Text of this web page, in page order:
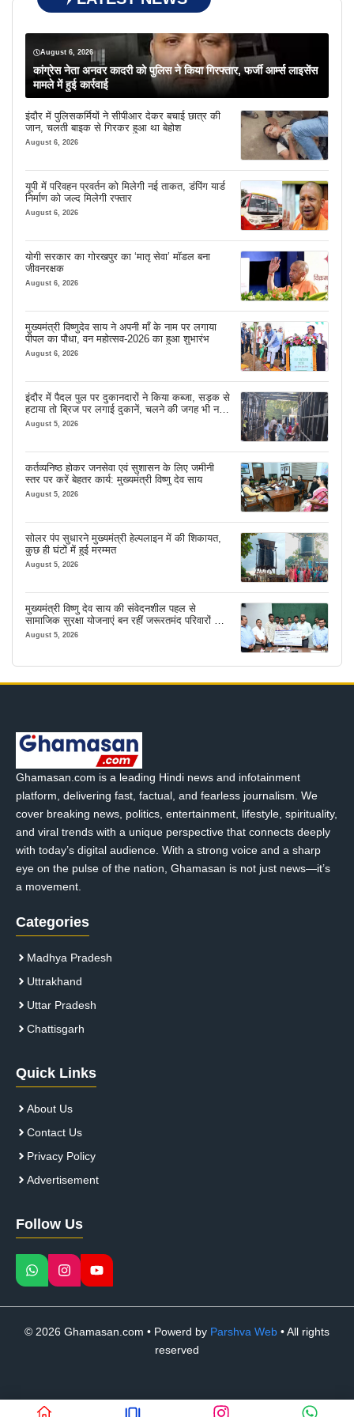
August 6, 2026
कांग्रेस नेता अनवर कादरी को पुलिस ने किया गिरफ्तार, फर्जी आर्म्स लाइसेंस
मामले में हुई कार्रवाई
इंदौर में पुलिसकर्मियों ने सीपीआर देकर बचाई छात्र की
जान, चलती बाइक से गिरकर हुआ था बेहोश
August 6, 2026
यूपी में परिवहन प्रवर्तन को मिलेगी नई ताकत, डंपिंग यार्ड
निर्माण को जल्द मिलेगी रफ्तार
August 6, 2026
योगी सरकार का गोरखपुर का ‘मातृ सेवा’ मॉडल बना
जीवनरक्षक
August 6, 2026
मुख्यमंत्री विष्णुदेव साय ने अपनी माँ के नाम पर लगाया
पीपल का पौधा, वन महोत्सव-2026 का हुआ शुभारंभ
August 6, 2026
इंदौर में पैदल पुल पर दुकानदारों ने किया कब्जा, सड़क से
हटाया तो ब्रिज पर लगाई दुकानें, चलने की जगह भी नहीं
मिल रही
August 5, 2026
कर्तव्यनिष्ठ होकर जनसेवा एवं सुशासन के लिए जमीनी
स्तर पर करें बेहतर कार्य: मुख्यमंत्री विष्णु देव साय
August 5, 2026
सोलर पंप सुधारने मुख्यमंत्री हेल्पलाइन में की शिकायत,
कुछ ही घंटों में हुई मरम्मत
August 5, 2026
मुख्यमंत्री विष्णु देव साय की संवेदनशील पहल से
सामाजिक सुरक्षा योजनाएं बन रहीं जरूरतमंद परिवारों का
मजबूत सहारा
August 5, 2026
Ghamasan.com is a leading Hindi news and infotainment
platform, delivering fast, factual, and fearless journalism. We
cover breaking news, politics, entertainment, lifestyle, spirituality,
and viral trends with a unique perspective that connects deeply
with today’s digital audience. With a strong voice and a sharp
eye on the pulse of the nation, Ghamasan is not just news—it’s
a movement.
Categories
Madhya Pradesh
Uttrakhand
Uttar Pradesh
Chattisgarh
Quick Links
About Us
Contact Us
Privacy Policy
Advertisement
Follow Us
© 2026 Ghamasan.com • Powerd by Parshva Web • All rights
reserved